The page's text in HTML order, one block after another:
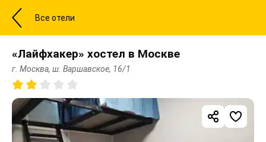
Все отели
«Лайфхакер» хостел в Москве
г. Москва, ш. Варшавское, 16/1